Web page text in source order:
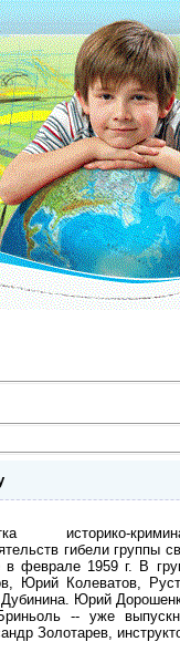
историко-
гибели группы
в феврале 1959 г. В
Юрий Колеватов,
Юрий
-- уже
Золотарев,